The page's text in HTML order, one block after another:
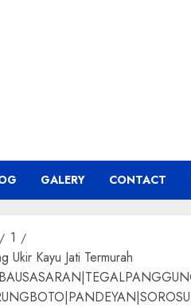
GALERY CONTACT
1
Ukir Kayu Jati Termurah